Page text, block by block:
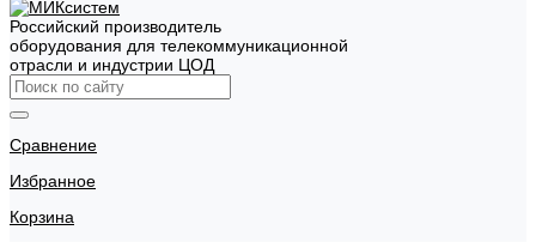
Российский производитель
оборудования для телекоммуникационной
отрасли и индустрии ЦОД
Сравнение
Избранное
Корзина